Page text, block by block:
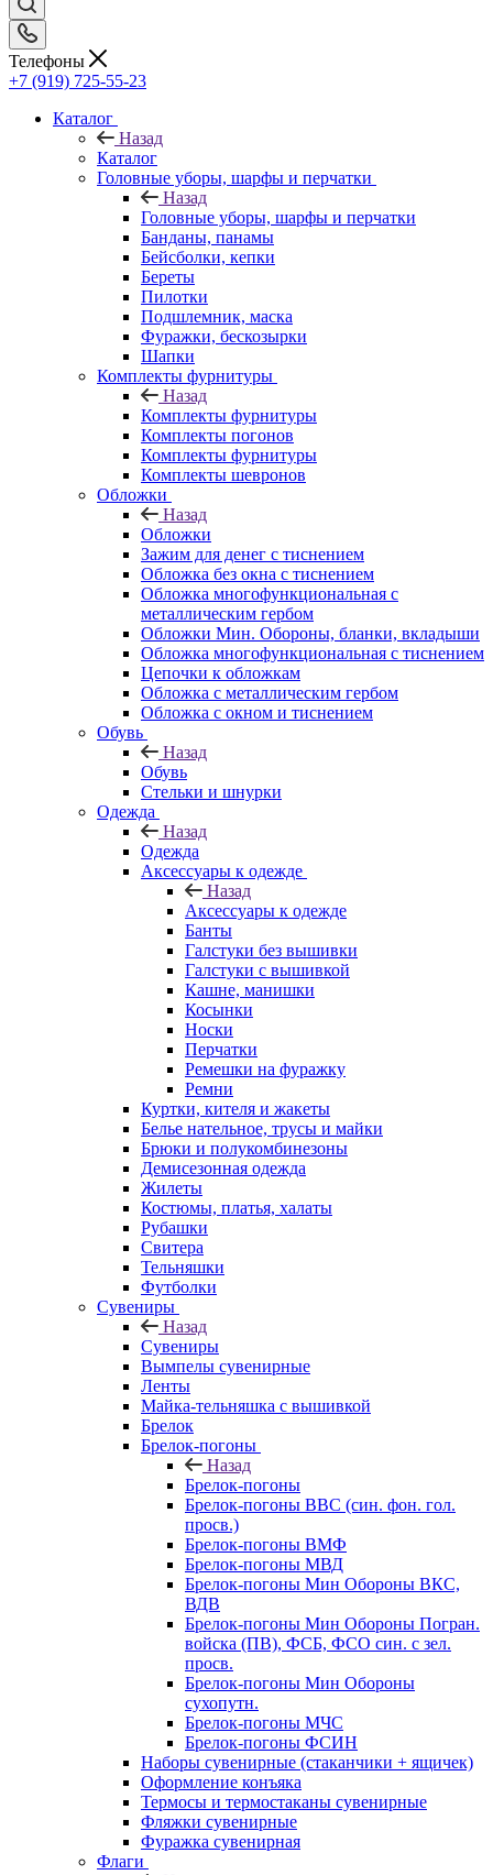
Телефоны
+7 (919) 725-55-23
Каталог
Назад
Каталог
Головные уборы, шарфы и перчатки
Назад
Головные уборы, шарфы и перчатки
Банданы, панамы
Бейсболки, кепки
Береты
Пилотки
Подшлемник, маска
Фуражки, бескозырки
Шапки
Комплекты фурнитуры
Назад
Комплекты фурнитуры
Комплекты погонов
Комплекты фурнитуры
Комплекты шевронов
Обложки
Назад
Обложки
Зажим для денег с тиснением
Обложка без окна с тиснением
Обложка многофункциональная с
металлическим гербом
Обложки Мин. Обороны, бланки, вкладыши
Обложка многофункциональная с тиснением
Цепочки к обложкам
Обложка с металлическим гербом
Обложка с окном и тиснением
Обувь
Назад
Обувь
Стельки и шнурки
Одежда
Назад
Одежда
Аксессуары к одежде
Назад
Аксессуары к одежде
Банты
Галстуки без вышивки
Галстуки с вышивкой
Кашне, манишки
Косынки
Носки
Перчатки
Ремешки на фуражку
Ремни
Куртки, кителя и жакеты
Белье нательное, трусы и майки
Брюки и полукомбинезоны
Демисезонная одежда
Жилеты
Костюмы, платья, халаты
Рубашки
Свитера
Тельняшки
Футболки
Сувениры
Назад
Сувениры
Вымпелы сувенирные
Ленты
Майка-тельняшка с вышивкой
Брелок
Брелок-погоны
Назад
Брелок-погоны
Брелок-погоны ВВС (син. фон. гол.
просв.)
Брелок-погоны ВМФ
Брелок-погоны МВД
Брелок-погоны Мин Обороны ВКС,
ВДВ
Брелок-погоны Мин Обороны Погран.
войска (ПВ), ФСБ, ФСО син. с зел.
просв.
Брелок-погоны Мин Обороны
сухопутн.
Брелок-погоны МЧС
Брелок-погоны ФСИН
Наборы сувенирные (стаканчики + ящичек)
Оформление конъяка
Термосы и термостаканы сувенирные
Фляжки сувенирные
Фуражка сувенирная
Флаги